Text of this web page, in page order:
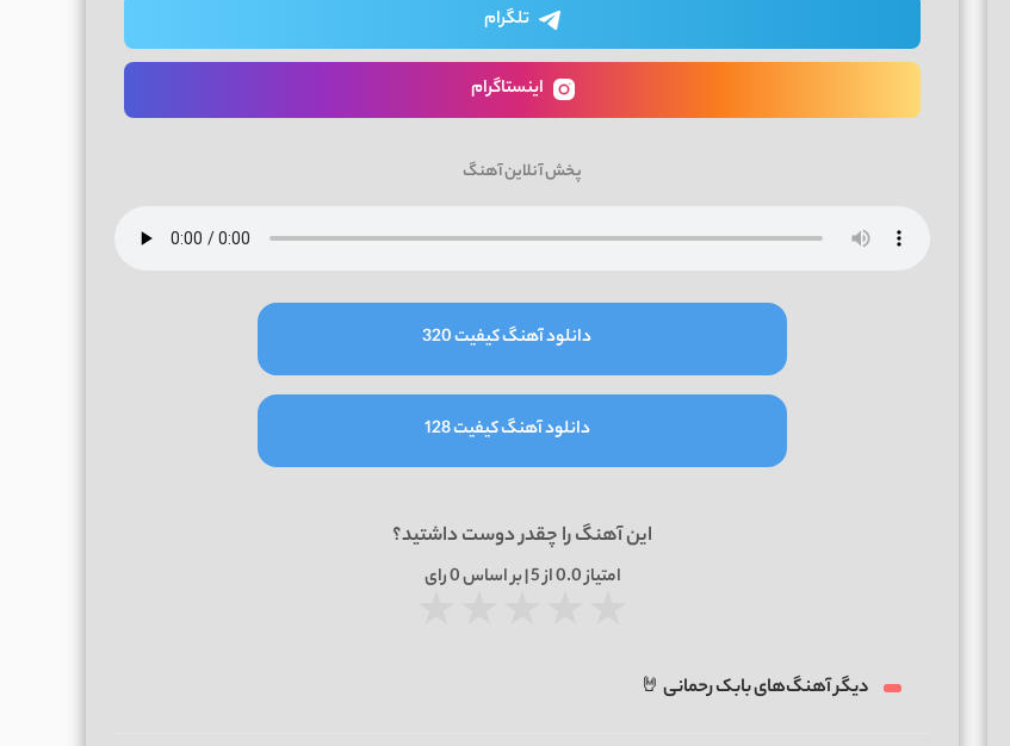
تلگرام
اینستاگرام
پخش آنلاین آهنگ
دانلود آهنگ کیفیت 320
دانلود آهنگ کیفیت 128
این آهنگ را چقدر دوست داشتید؟
امتیاز0.0از 5 | بر اساس 0رای
دیگر آهنگ‌های بابک رحمانی 🤘